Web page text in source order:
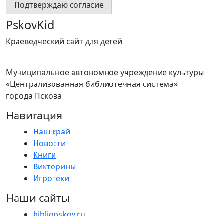
Подтверждаю согласие
PskovKid
Краеведческий сайт для детей
Муниципальное автономное учреждение культуры
«Централизованная библиотечная система»
города Пскова
Навигация
Наш край
Новости
Книги
Викторины
Игротеки
Наши сайты